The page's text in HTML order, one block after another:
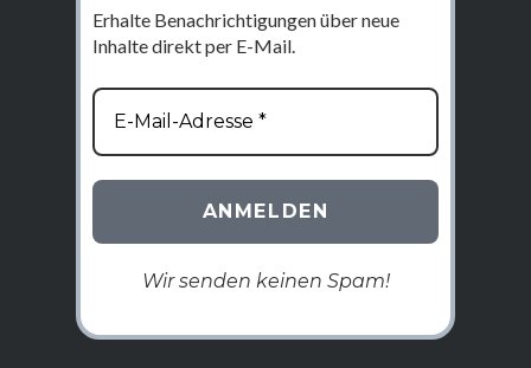
Erhalte Benachrichtigungen über neue
Inhalte direkt per E-Mail.
Wir senden keinen Spam!